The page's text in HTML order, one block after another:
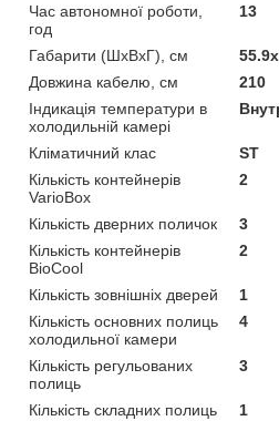
Час автономної роботи,
год
13
Габарити (ШхВхГ), см
Довжина кабелю, см
210
Індикація температури в
холодильній камері
Кліматичний клас
ST
Кількість контейнерів
VarioBox
2
Кількість дверних поличок
3
Кількість контейнерів
BioCool
2
Кількість зовнішніх дверей
1
Кількість основних полиць
холодильної камери
4
Кількість регульованих
полиць
3
Кількість складних полиць 1